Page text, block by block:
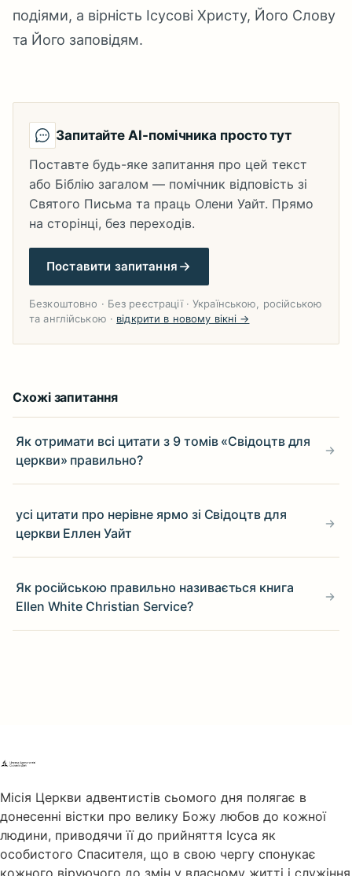
подіями, а вірність Ісусові Христу, Його Слову
та Його заповідям.
Запитайте AI-помічника просто тут
Поставте будь-яке запитання про цей текст
або Біблію загалом — помічник відповість зі
Святого Письма та праць Олени Уайт. Прямо
на сторінці, без переходів.
Поставити запитання
Безкоштовно · Без реєстрації · Українською, російською
та англійською · відкрити в новому вікні →
Схожі запитання
Як отримати всі цитати з 9 томів «Свідоцтв для
церкви» правильно?
усі цитати про нерівне ярмо зі Свідоцтв для
церкви Еллен Уайт
Як російською правильно називається книга
Ellen White Christian Service?
Місія Церкви адвентистів сьомого дня полягає в
донесенні вістки про велику Божу любов до кожної
людини, приводячи її до прийняття Ісуса як
особистого Спасителя, що в свою чергу спонукає
кожного віруючого до змін у власному житті і служіння